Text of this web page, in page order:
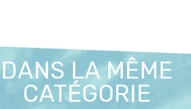
DANS LA MÊME
CATÉGORIE